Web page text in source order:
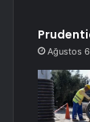
Ağustos